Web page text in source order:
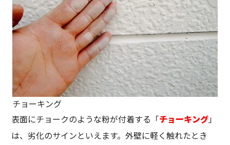
チョーキング
表面にチョークのような粉が付着する「チョーキング」
は、劣化のサインといえます。外壁に軽く触れたとき